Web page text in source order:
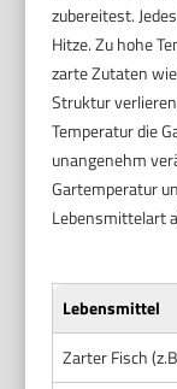
zubereitest.
Hitze. Zu hohe
zarte Zutaten
Struktur
Temperatur die
unangenehm
Gartemperatur
Lebensmittelart
Lebensmittel
Zarter Fisch